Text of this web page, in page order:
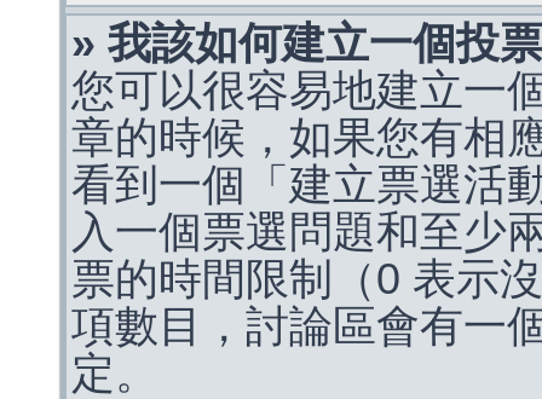
» 我該如何建立一個投
您可以很容易地建立一
章的時候，如果您有相
看到一個「建立票選活
入一個票選問題和至少
票的時間限制（0 表示
項數目，討論區會有一
定。